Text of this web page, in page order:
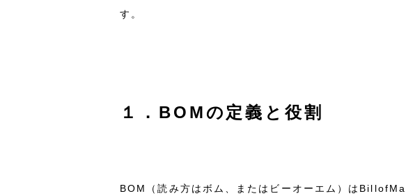
す。
１．BOMの定義と役割
BOM（読み方はボム、またはビーオーエム）は